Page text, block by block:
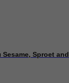
Sesame, Sproet and